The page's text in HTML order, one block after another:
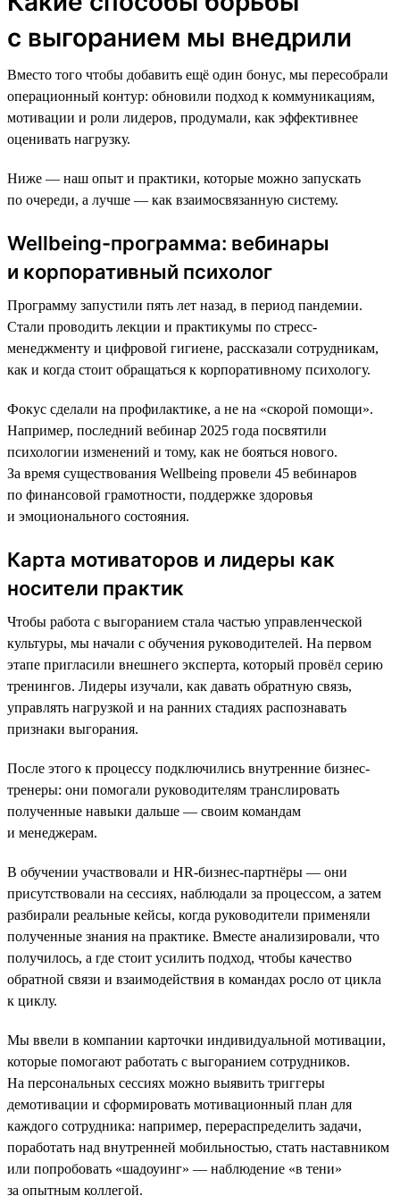
с выгоранием мы внедрили
Вместо того чтобы добавить ещё один бонус, мы пересобрали
операционный контур: обновили подход к коммуникациям,
мотивации и роли лидеров, продумали, как эффективнее
оценивать нагрузку.
Ниже — наш опыт и практики, которые можно запускать
по очереди, а лучше — как взаимосвязанную систему.
Wellbeing-программа: вебинары
и корпоративный психолог
Программу запустили пять лет назад, в период пандемии.
Стали проводить лекции и практикумы по стресс-
менеджменту и цифровой гигиене, рассказали сотрудникам,
как и когда стоит обращаться к корпоративному психологу.
Фокус сделали на профилактике, а не на «скорой помощи».
Например, последний вебинар 2025 года посвятили
психологии изменений и тому, как не бояться нового.
За время существования Wellbeing провели 45 вебинаров
по финансовой грамотности, поддержке здоровья
и эмоционального состояния.
Карта мотиваторов и лидеры как
носители практик
Чтобы работа с выгоранием стала частью управленческой
культуры, мы начали с обучения руководителей. На первом
этапе пригласили внешнего эксперта, который провёл серию
тренингов. Лидеры изучали, как давать обратную связь,
управлять нагрузкой и на ранних стадиях распознавать
признаки выгорания.
После этого к процессу подключились внутренние бизнес-
тренеры: они помогали руководителям транслировать
полученные навыки дальше — своим командам
и менеджерам.
В обучении участвовали и HR-бизнес-партнёры — они
присутствовали на сессиях, наблюдали за процессом, а затем
разбирали реальные кейсы, когда руководители применяли
полученные знания на практике. Вместе анализировали, что
получилось, а где стоит усилить подход, чтобы качество
обратной связи и взаимодействия в командах росло от цикла
к циклу.
Мы ввели в компании карточки индивидуальной мотивации,
которые помогают работать с выгоранием сотрудников.
На персональных сессиях можно выявить триггеры
демотивации и сформировать мотивационный план для
каждого сотрудника: например, перераспределить задачи,
поработать над внутренней мобильностью, стать наставником
или попробовать «шадоуинг» — наблюдение «в тени»
за опытным коллегой.